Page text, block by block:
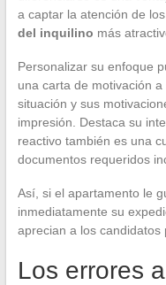
a captar la atención de
del inquilino más
Personalizar su enfoque
una carta de motivación
situación y sus
impresión. Destaca su
reactivo también es una
documentos requeridos
Así, si el apartamento le
inmediatamente su
aprecian a los candidatos
Los errores